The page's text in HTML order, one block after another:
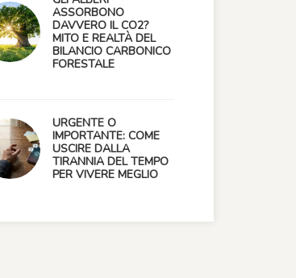
ASSORBONO
DAVVERO IL CO2?
MITO E REALTÀ DEL
BILANCIO CARBONICO
FORESTALE
URGENTE O
IMPORTANTE: COME
USCIRE DALLA
TIRANNIA DEL TEMPO
PER VIVERE MEGLIO